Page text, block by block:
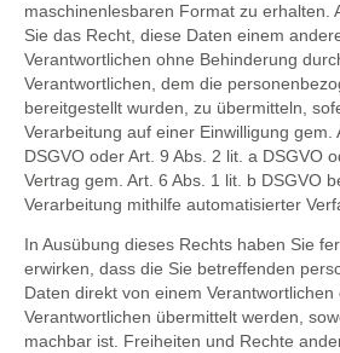
maschinenlesbaren Format zu erhalten.
Sie das Recht, diese Daten einem
Verantwortlichen ohne Behinderung
Verantwortlichen, dem die
bereitgestellt wurden, zu übermitteln,
Verarbeitung auf einer Einwilligung gem.
DSGVO oder Art. 9 Abs. 2 lit. a DSGVO
Vertrag gem. Art. 6 Abs. 1 lit. b DSGVO
Verarbeitung mithilfe automatisierter
In Ausübung dieses Rechts haben Sie
erwirken, dass die Sie betreffenden
Daten direkt von einem
Verantwortlichen übermittelt werden,
machbar ist. Freiheiten und Rechte